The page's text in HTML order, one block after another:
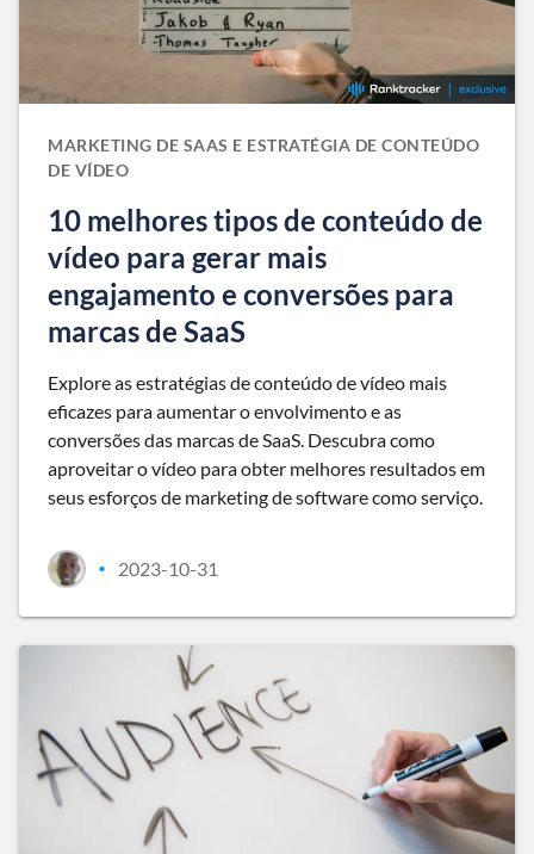
MARKETING DE SAAS E ESTRATÉGIA DE CONTEÚDO
DE VÍDEO
10 melhores tipos de conteúdo de
vídeo para gerar mais
engajamento e conversões para
marcas de SaaS
Explore as estratégias de conteúdo de vídeo mais
eficazes para aumentar o envolvimento e as
conversões das marcas de SaaS. Descubra como
aproveitar o vídeo para obter melhores resultados em
seus esforços de marketing de software como serviço.
• 2023-10-31